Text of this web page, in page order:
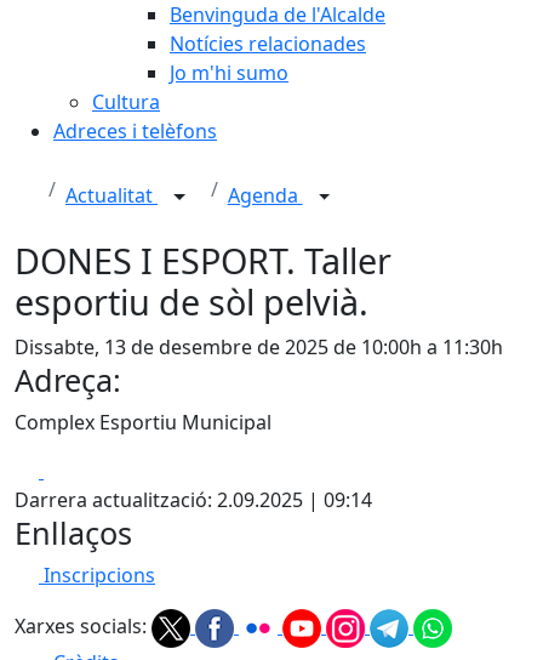
Benvinguda de l'Alcalde
Notícies relacionades
Jo m'hi sumo
Cultura
Adreces i telèfons
Actualitat Agenda
DONES I ESPORT. Taller
esportiu de sòl pelvià.
Dissabte, 13 de desembre de 2025 de 10:00h a 11:30h
Adreça:
Complex Esportiu Municipal
Darrera actualització: 2.09.2025 | 09:14
Enllaços
Inscripcions
Xarxes socials: